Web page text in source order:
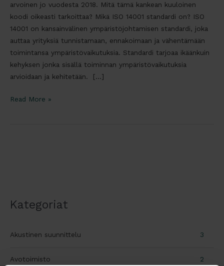
arvoinen jo vuodesta 2018. Mitä tämä kankean kuuloinen
koodi oikeasti tarkoittaa? Mikä ISO 14001 standardi on? ISO
14001 on kansainvälinen ympäristöjohtamisen standardi, joka
auttaa yrityksiä tunnistamaan, ennakoimaan ja vähentämään
toimintansa ympäristövaikutuksia. Standardi tarjoaa ikäänkuin
kehyksen jonka sisällä toiminnan ympäristövaikutuksia
arvioidaan ja kehitetään. […]
TTR
Read More »
Kategoriat
Akustinen suunnittelu 3
Avotoimisto 2